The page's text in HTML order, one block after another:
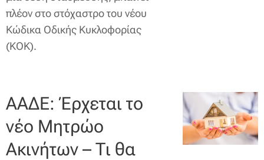
πλέον στο στόχαστρο του νέου
Κώδικα Οδικής Κυκλοφορίας
(ΚΟΚ).
ΑΑΔΕ: Έρχεται το
νέο Μητρώο
Ακινήτων – Τι θα